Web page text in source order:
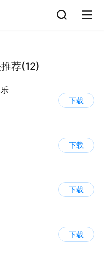
荐(12)
下载
下载
下载
下载